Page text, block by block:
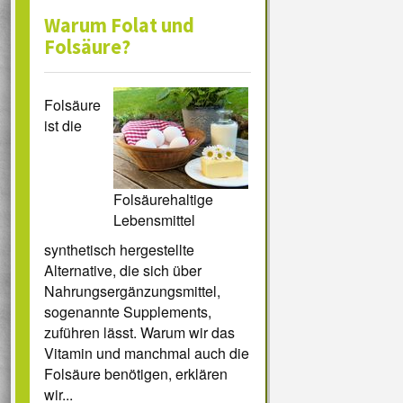
Warum Folat und
Folsäure?
Folsäurehaltige
Lebensmittel
Folsäure
ist die
synthetisch hergestellte
Alternative, die sich über
Nahrungsergänzungsmittel,
sogenannte Supplements,
zuführen lässt. Warum wir das
Vitamin und manchmal auch die
Folsäure benötigen, erklären
wir...